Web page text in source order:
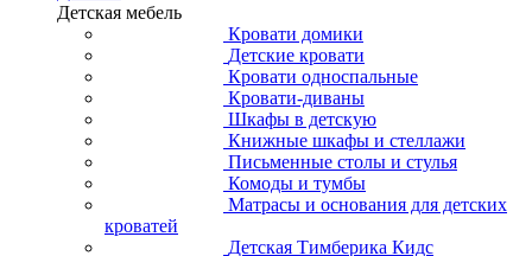
Детская мебель
Кровати домики
Детские кровати
Кровати односпальные
Кровати-диваны
Шкафы в детскую
Книжные шкафы и стеллажи
Письменные столы и стулья
Комоды и тумбы
Матрасы и основания для детских
кроватей
Детская Тимберика Кидс